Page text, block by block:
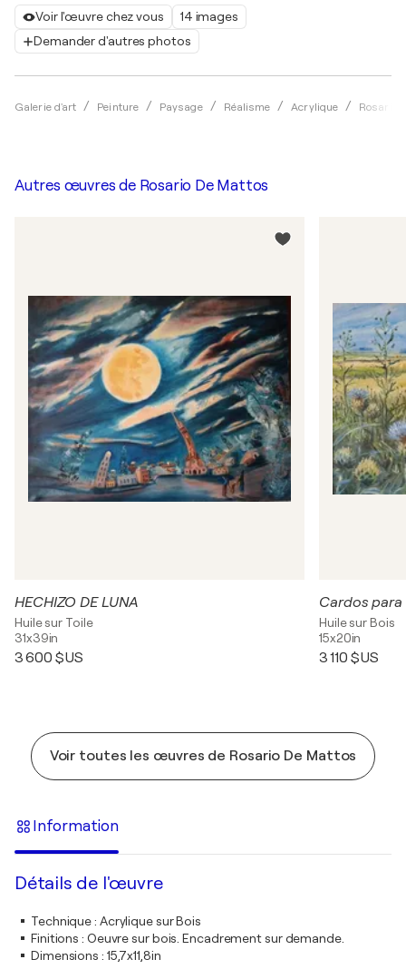
Voir l'œuvre chez vous
14 images
Demander d'autres photos
Galerie d'art Peinture Paysage Réalisme Acrylique Rosario
Autres œuvres de Rosario De Mattos
HECHIZO DE LUNA
Huile sur Toile
31x39in
3 600 $US
Cardos para
Huile sur Bois
15x20in
3 110 $US
Voir toutes les œuvres de Rosario De Mattos
Information
Détails de l'œuvre
Technique: Acrylique sur Bois
Finitions : Oeuvre sur bois. Encadrement sur demande.
Dimensions : 15,7x11,8in